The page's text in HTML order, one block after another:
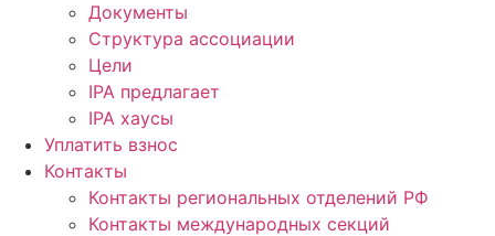
Документы
Структура ассоциации
Цели
IPA предлагает
IPA хаусы
Уплатить взнос
Контакты
Контакты региональных отделений РФ
Контакты международных секций